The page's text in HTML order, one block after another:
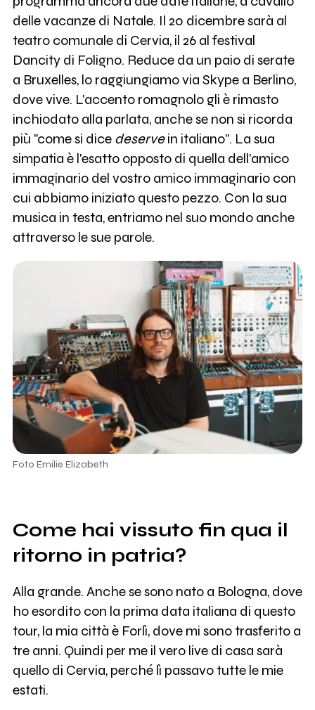
delle vacanze di Natale. Il 20 dicembre sarà al
teatro comunale di Cervia, il 26 al festival
Dancity di Foligno. Reduce da un paio di serate
a Bruxelles, lo raggiungiamo via Skype a Berlino,
dove vive. L'accento romagnolo gli è rimasto
inchiodato alla parlata, anche se non si ricorda
più "come si dice deservein italiano". La sua
simpatia è l'esatto opposto di quella dell'amico
immaginario del vostro amico immaginario con
cui abbiamo iniziato questo pezzo. Con la sua
musica in testa, entriamo nel suo mondo anche
attraverso le sue parole.
Foto Emilie Elizabeth
Come hai vissuto fin qua il
ritorno in patria?
Alla grande. Anche se sono nato a Bologna, dove
ho esordito con la prima data italiana di questo
tour, la mia città è Forlì, dove mi sono trasferito a
tre anni. Quindi per me il vero live di casa sarà
quello di Cervia, perché lì passavo tutte le mie
estati.